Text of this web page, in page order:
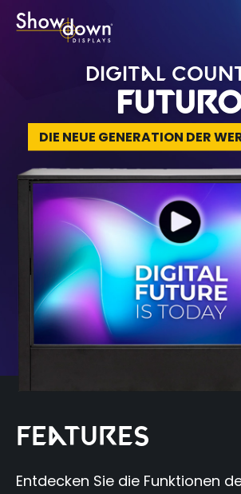
Digital
DIE NEUE GENERATION DER
Features
Entdecken Sie die Funktionen